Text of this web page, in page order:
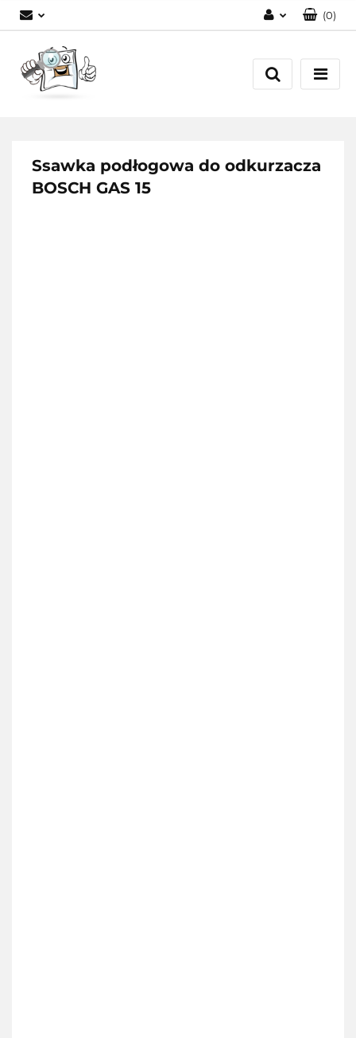
Zarejestruj się
(0)
Ssawka podłogowa do odkurzacza
BOSCH GAS 15